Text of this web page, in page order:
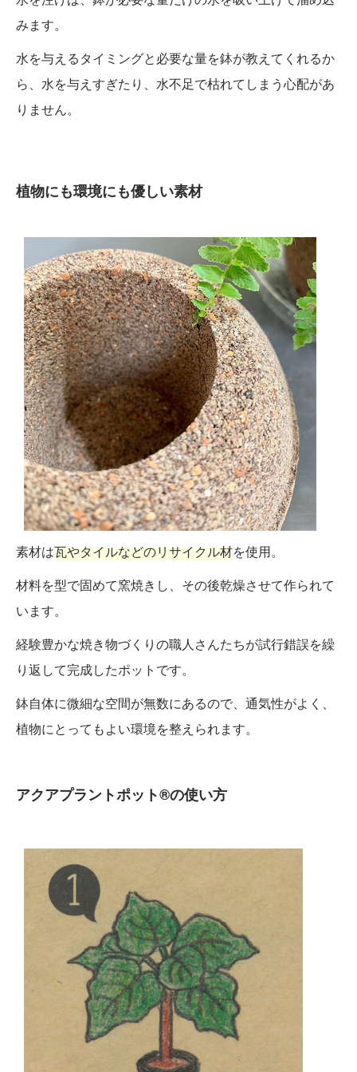
みます。
水を与えるタイミングと必要な量を鉢が教えてくれるか
ら、水を与えすぎたり、水不足で枯れてしまう心配があ
りません。
植物にも環境にも優しい素材
素材は瓦やタイルなどのリサイクル材を使用。
材料を型で固めて窯焼きし、その後乾燥させて作られて
います。
経験豊かな焼き物づくりの職人さんたちが試行錯誤を繰
り返して完成したポットです。
鉢自体に微細な空間が無数にあるので、通気性がよく、
植物にとってもよい環境を整えられます。
アクアプラントポット®の使い方